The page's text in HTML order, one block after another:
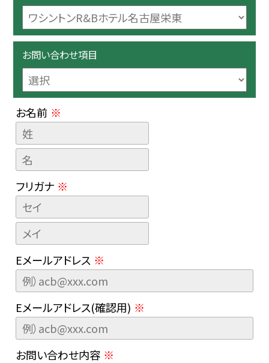
お問い合わせ項目
お名前 ※
フリガナ ※
Eメールアドレス ※
Eメールアドレス(確認用) ※
お問い合わせ内容 ※